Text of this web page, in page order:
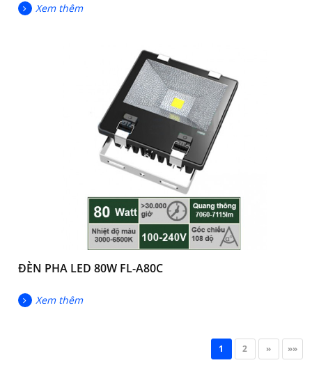
Xem thêm
ĐÈN PHA LED 80W FL-A80C
Xem thêm
1 2 » »»